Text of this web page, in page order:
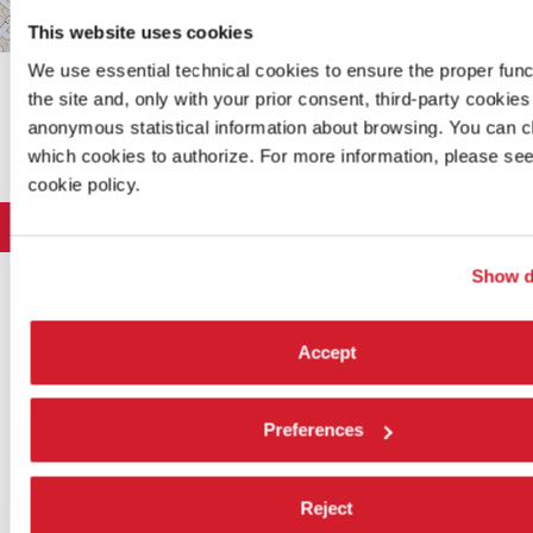
This website uses cookies
We use essential technical cookies to ensure the proper
the site and, only with your prior consent, third-party
anonymous statistical information about browsing. You can
which cookies to authorize. For more information, please
cookie policy.
Show
Accept
Preferences
Reject
CONDIVIDI SU
Sponsorship
Sostenibilità ambientale
Esposizione
Intervento di Pietrangelo Buttafuoco
Intervento di Koyo Kouoh / La squadra di Koyo Kouoh
Partecipazioni Nazionali
ARCHITETTURA 2027
Biennale College Architettura
Partecipazioni Nazionali (procedura)
Eventi Collaterali (procedura)
Venice Immersive
Festival
MUSICA 2026